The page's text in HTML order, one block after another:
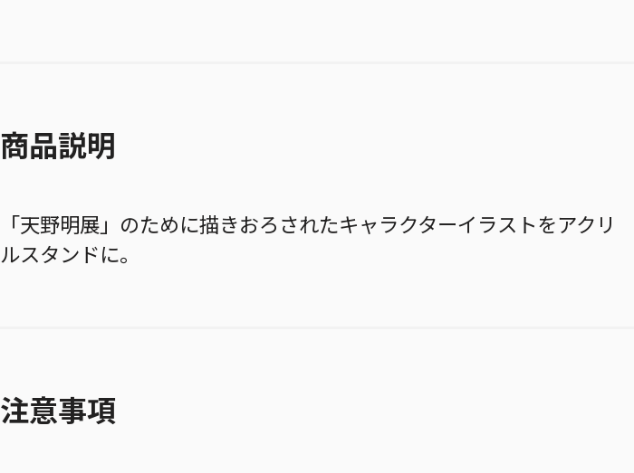
商品説明
「天野明展」のために描きおろされたキャラクターイラストをアクリ
ルスタンドに。
注意事項